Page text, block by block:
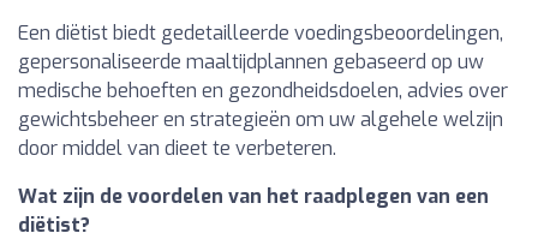
Een diëtist biedt gedetailleerde voedingsbeoordelingen,
gepersonaliseerde maaltijdplannen gebaseerd op uw
medische behoeften en gezondheidsdoelen, advies over
gewichtsbeheer en strategieën om uw algehele welzijn
door middel van dieet te verbeteren.
Wat zijn de voordelen van het raadplegen van een
diëtist?